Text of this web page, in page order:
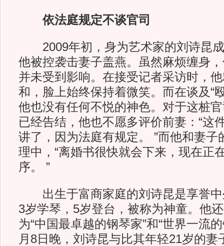
依法庭规定不谈官司
2009年初，身为艺术家的刘诗昆成
他被控袭击妻子盖燕。虽然麻烦缠身
并未受到影响。在接受记者采访时，
和，脸上始终保持着微笑。而在谈及“
他也没有任何不悦的神色。对于这桩
已经告结，他也不愿多评价前妻：“这
讲了，因为法庭有规定。 ”而他和妻子
理中，“离婚书很快就会下来，现在正
序。 ”
出生于富商家庭的刘诗昆是享誉中
3岁学琴，5岁登台，被称为神童。他
为“中国最卓越的钢琴家”和“世界一流
月8日晚，刘诗昆与比其年轻21岁的妻